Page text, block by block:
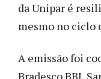
da Unipar é
mesmo no ciclo
A emissão foi
Bradesco BBI,